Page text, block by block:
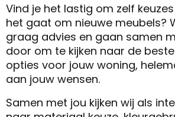
Vind je het lastig om zelf
het gaat om nieuwe meubels?
graag advies en gaan samen
door om te kijken naar de
opties voor jouw woning,
aan jouw wensen.
Samen met jou kijken wij als